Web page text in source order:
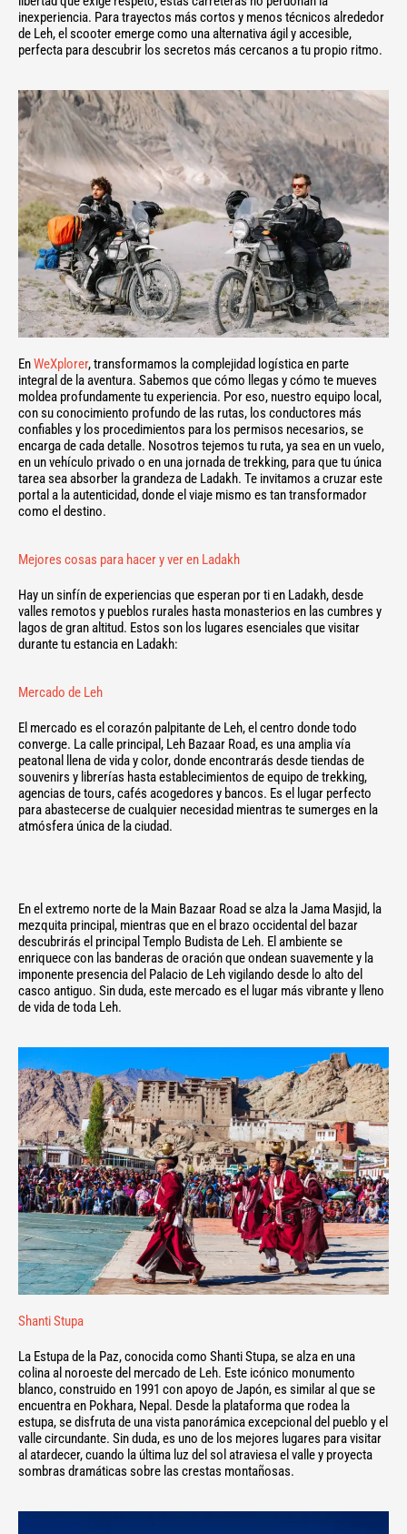
inexperiencia. Para trayectos más cortos y menos técnicos alrededor
de Leh, el scooter emerge como una alternativa ágil y accesible,
perfecta para descubrir los secretos más cercanos a tu propio ritmo.
EnWeXplorer, transformamos la complejidad logística en parte
integral de la aventura. Sabemos que cómo llegas y cómo te mueves
moldea profundamente tu experiencia. Por eso, nuestro equipo local,
con su conocimiento profundo de las rutas, los conductores más
confiables y los procedimientos para los permisos necesarios, se
encarga de cada detalle. Nosotros tejemos tu ruta, ya sea en un vuelo,
en un vehículo privado o en una jornada de trekking, para que tu única
tarea sea absorber la grandeza de Ladakh. Te invitamos a cruzar este
portal a la autenticidad, donde el viaje mismo es tan transformador
como el destino.
Mejores cosas para hacer y ver en Ladakh
Hay un sinfín de experiencias que esperan por ti en Ladakh, desde
valles remotos y pueblos rurales hasta monasterios en las cumbres y
lagos de gran altitud. Estos son los lugares esenciales que visitar
durante tu estancia en Ladakh:
Mercado de Leh
El mercado es el corazón palpitante de Leh, el centro donde todo
converge. La calle principal, Leh Bazaar Road, es una amplia vía
peatonal llena de vida y color, donde encontrarás desde tiendas de
souvenirs y librerías hasta establecimientos de equipo de trekking,
agencias de tours, cafés acogedores y bancos. Es el lugar perfecto
para abastecerse de cualquier necesidad mientras te sumerges en la
atmósfera única de la ciudad.
En el extremo norte de la Main Bazaar Road se alza la Jama Masjid, la
mezquita principal, mientras que en el brazo occidental del bazar
descubrirás el principal Templo Budista de Leh. El ambiente se
enriquece con las banderas de oración que ondean suavemente y la
imponente presencia del Palacio de Leh vigilando desde lo alto del
casco antiguo. Sin duda, este mercado es el lugar más vibrante y lleno
de vida de toda Leh.
Shanti Stupa
La Estupa de la Paz, conocida como Shanti Stupa, se alza en una
colina al noroeste del mercado de Leh. Este icónico monumento
blanco, construido en 1991 con apoyo de Japón, es similar al que se
encuentra en Pokhara, Nepal. Desde la plataforma que rodea la
estupa, se disfruta de una vista panorámica excepcional del pueblo y el
valle circundante. Sin duda, es uno de los mejores lugares para visitar
al atardecer, cuando la última luz del sol atraviesa el valle y proyecta
sombras dramáticas sobre las crestas montañosas.